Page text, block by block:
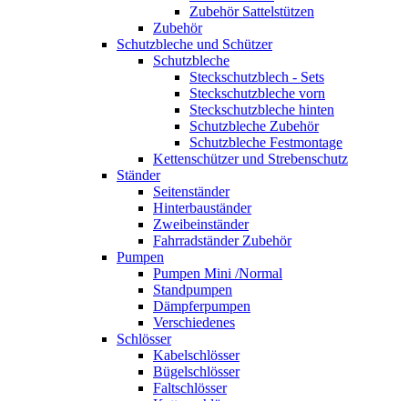
Zubehör Sattelstützen
Zubehör
Schutzbleche und Schützer
Schutzbleche
Steckschutzblech - Sets
Steckschutzbleche vorn
Steckschutzbleche hinten
Schutzbleche Zubehör
Schutzbleche Festmontage
Kettenschützer und Strebenschutz
Ständer
Seitenständer
Hinterbauständer
Zweibeinständer
Fahrradständer Zubehör
Pumpen
Pumpen Mini /Normal
Standpumpen
Dämpferpumpen
Verschiedenes
Schlösser
Kabelschlösser
Bügelschlösser
Faltschlösser